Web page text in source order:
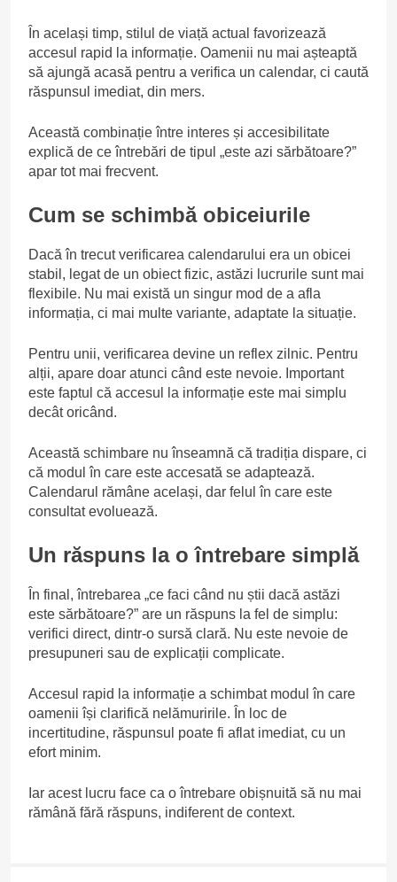
În același timp, stilul de viață actual favorizează
accesul rapid la informație. Oamenii nu mai așteaptă
să ajungă acasă pentru a verifica un calendar, ci caută
răspunsul imediat, din mers.
Această combinație între interes și accesibilitate
explică de ce întrebări de tipul „este azi sărbătoare?”
apar tot mai frecvent.
Cum se schimbă obiceiurile
Dacă în trecut verificarea calendarului era un obicei
stabil, legat de un obiect fizic, astăzi lucrurile sunt mai
flexibile. Nu mai există un singur mod de a afla
informația, ci mai multe variante, adaptate la situație.
Pentru unii, verificarea devine un reflex zilnic. Pentru
alții, apare doar atunci când este nevoie. Important
este faptul că accesul la informație este mai simplu
decât oricând.
Această schimbare nu înseamnă că tradiția dispare, ci
că modul în care este accesată se adaptează.
Calendarul rămâne același, dar felul în care este
consultat evoluează.
Un răspuns la o întrebare simplă
În final, întrebarea „ce faci când nu știi dacă astăzi
este sărbătoare?” are un răspuns la fel de simplu:
verifici direct, dintr-o sursă clară. Nu este nevoie de
presupuneri sau de explicații complicate.
Accesul rapid la informație a schimbat modul în care
oamenii își clarifică nelămuririle. În loc de
incertitudine, răspunsul poate fi aflat imediat, cu un
efort minim.
Iar acest lucru face ca o întrebare obișnuită să nu mai
rămână fără răspuns, indiferent de context.